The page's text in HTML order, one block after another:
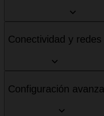
Conectividad y redes
Configuración